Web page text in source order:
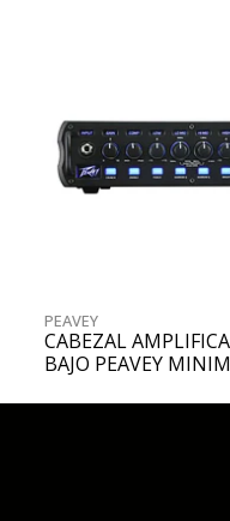
PEAVEY
CABEZAL
BAJO PEAVEY